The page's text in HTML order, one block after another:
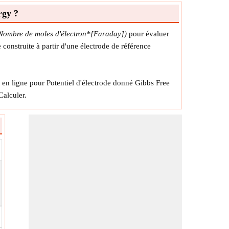
?
de moles d'électron*[Faraday]) pour évaluer
à partir d'une électrode de référence
ligne pour Potentiel d'électrode donné Gibbs Free